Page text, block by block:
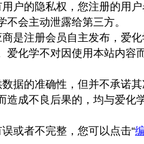
户的隐私权，您注册的用
会主动泄露给第三方。
是注册会员自主发布，爱
爱化学不对因使用本站内容
据的准确性，但并不承诺
造成不良后果的，均与爱化
或者不完整，您可以点击“